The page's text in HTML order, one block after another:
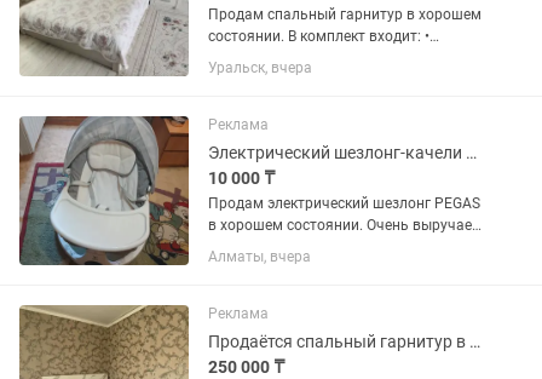
Продам спальный гарнитур в хорошем
состоянии. В комплект входит: •
кровать со спальным местом 160×200
см; • 2 прикроватные тумбочки; •
большой вместительный...
Уральск, вчера
Реклама
Электрический шезлонг-качели PEGAS
10 000 ₸
Продам электрический шезлонг PEGAS
в хорошем состоянии. Очень выручает
родителей: малыш спокойно лежит,
качается, а у мамы освобождаются
(несколько режимов) ✅ Музыка...
Алматы, вчера
Реклама
Продаётся спальный гарнитур в отличном состоянии!
250 000 ₸